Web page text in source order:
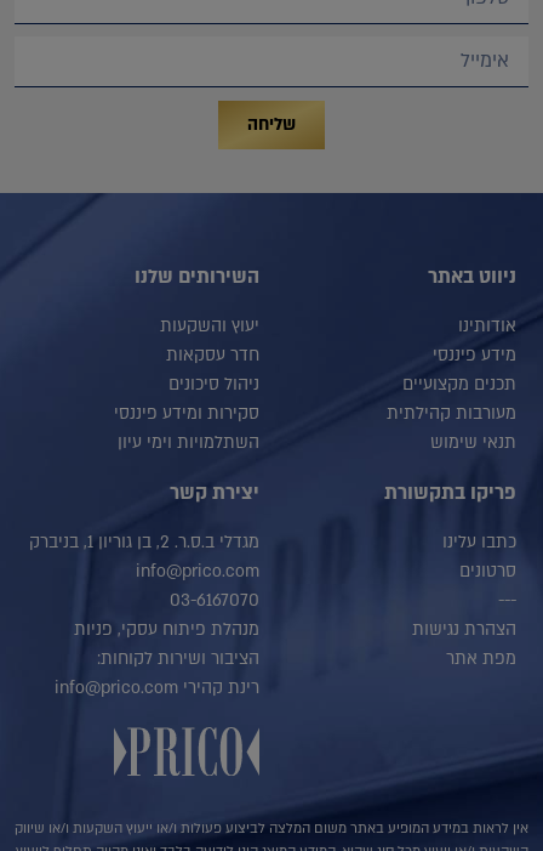
שליחה
ניווט באתר
אודותינו
מידע פיננסי
תכנים מקצועיים
מעורבות קהילתית
תנאי שימוש
השירותים שלנו
יעוץ והשקעות
חדר עסקאות
ניהול סיכונים
סקירות ומידע פיננסי
השתלמויות וימי עיון
פריקו בתקשורת
כתבו עלינו
סרטונים
---
הצהרת נגישות
מפת אתר
יצירת קשר
מגדלי ב.ס.ר. 2, בן גוריון 1, בניברק
info@prico.com
03-6167070
מנהלת פיתוח עסקי, פניות
הציבור ושירות לקוחות:
רינת קהירי info@prico.com
אין לראות במידע המופיע באתר משום המלצה לביצוע פעולות ו/או ייעוץ השקעות ו/או שיווק